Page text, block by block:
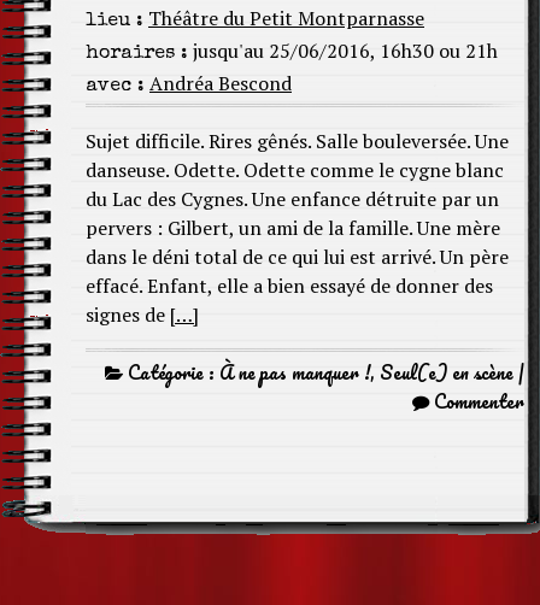
lieu : Théâtre du Petit Montparnasse
horaires : jusqu'au 25/06/2016, 16h30 ou 21h
avec : Andréa Bescond
Sujet difficile. Rires gênés. Salle bouleversée. Une
danseuse. Odette. Odette comme le cygne blanc
du Lac des Cygnes. Une enfance détruite par un
pervers : Gilbert, un ami de la famille. Une mère
dans le déni total de ce qui lui est arrivé. Un père
effacé. Enfant, elle a bien essayé de donner des
signes de […]
Catégorie : À ne pas manquer !, Seul(e) en scène|
Commenter